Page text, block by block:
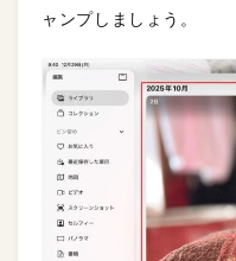
ャンプしましょう。